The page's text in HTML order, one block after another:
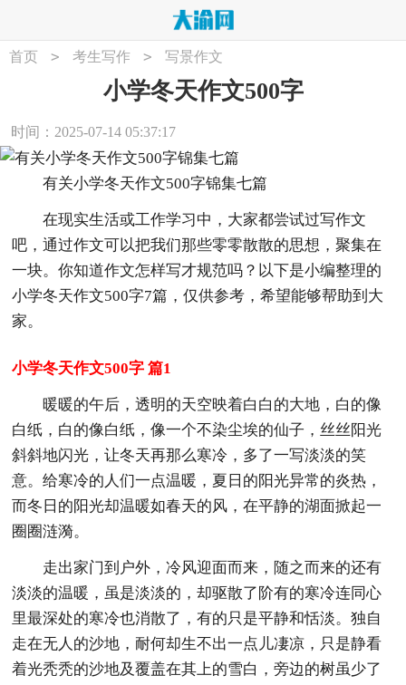
首页 > 考生写作 > 写景作文
小学冬天作文500字
时间：2025-07-14 05:37:17
有关小学冬天作文500字锦集七篇
在现实生活或工作学习中，大家都尝试过写作文
吧，通过作文可以把我们那些零零散散的思想，聚集在
一块。你知道作文怎样写才规范吗？以下是小编整理的
小学冬天作文500字7篇，仅供参考，希望能够帮助到大
家。
小学冬天作文500字 篇1
暖暖的午后，透明的天空映着白白的大地，白的像
白纸，白的像白纸，像一个不染尘埃的仙子，丝丝阳光
斜斜地闪光，让冬天再那么寒冷，多了一写淡淡的笑
意。给寒冷的人们一点温暖，夏日的阳光异常的炎热，
而冬日的阳光却温暖如春天的风，在平静的湖面掀起一
圈圈涟漪。
走出家门到户外，冷风迎面而来，随之而来的还有
淡淡的温暖，虽是淡淡的，却驱散了阶有的寒冷连同心
里最深处的寒冷也消散了，有的只是平静和恬淡。独自
走在无人的沙地，耐何却生不出一点儿凄凉，只是静看
着光秃秃的沙地及覆盖在其上的雪白，旁边的树虽少了